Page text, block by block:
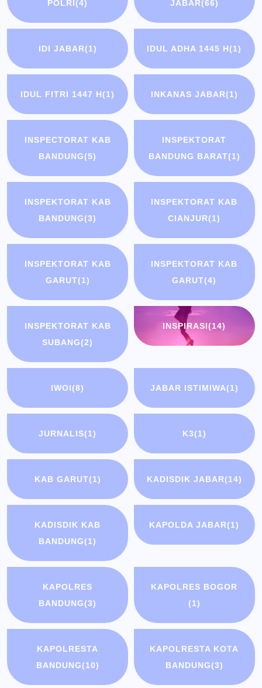
POLRI(4)
JABAR(66)
IDI JABAR(1) IDUL ADHA 1445 H(1)
IDUL FITRI 1447 H(1) INKANAS JABAR(1)
INSPECTORAT KAB
BANDUNG(5)
INSPEKTORAT
BANDUNG BARAT(1)
INSPEKTORAT KAB
BANDUNG(3)
INSPEKTORAT KAB
CIANJUR(1)
INSPEKTORAT KAB
GARUT(1)
INSPEKTORAT KAB
GARUT(4)
INSPEKTORAT KAB
SUBANG(2)
INSPIRASI(14)
IWOI(8) JABAR ISTIMIWA(1)
JURNALIS(1) K3(1)
KAB GARUT(1) KADISDIK JABAR(14)
KADISDIK KAB
BANDUNG(1)
KAPOLDA JABAR(1)
KAPOLRES
BANDUNG(3)
KAPOLRES BOGOR
(1)
KAPOLRESTA
BANDUNG(10)
KAPOLRESTA KOTA
BANDUNG(3)